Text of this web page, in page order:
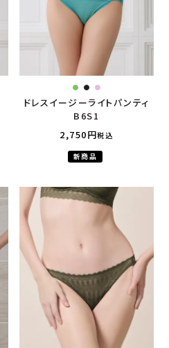
ドレスイージーライトパンティ
B6S1
2,750
税込
新商品